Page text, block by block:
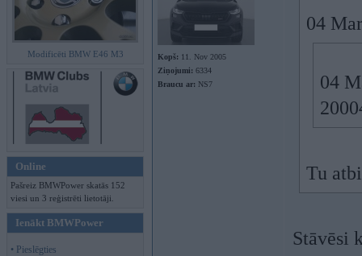
Modificēti BMW E46 M3
Online
Pašreiz BMWPower skatās 152
viesi un 3 reģistrēti lietotāji.
Ienākt BMWPower
• Pieslēgties
Kopš: 11. Nov 2005
Ziņojumi: 6334
Braucu ar: NS7
04
04
Tu
Stāvēsi